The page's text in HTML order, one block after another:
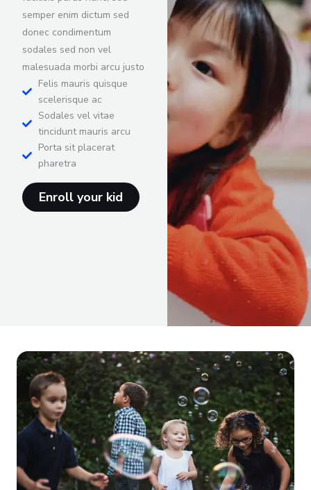
semper enim dictum sed
donec condimentum
sodales sed non vel
malesuada morbi arcu justo
Felis mauris quisque
scelerisque ac
Sodales vel vitae
tincidunt mauris arcu
Porta sit placerat
pharetra
Enroll your kid